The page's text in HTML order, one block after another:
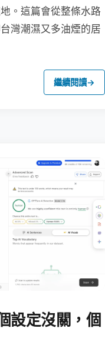
。這篇會從整條水路
灣潮濕又多油煙的居
繼續閱讀→
設定沒關，個